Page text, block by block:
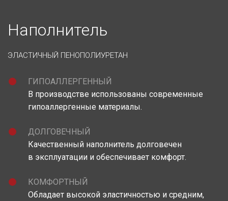
Наполнитель
ЭЛАСТИЧНЫЙ ПЕНОПОЛИУРЕТАН
ГИПОАЛЛЕРГЕННЫЙ
В производстве использованы современные
гипоаллергенные материалы.
ДОЛГОВЕЧНЫЙ
Качественный наполнитель долговечен
в эксплуатации и обеспечивает комфорт.
КОМФОРТНЫЙ
Обладает высокой эластичностью и средним,